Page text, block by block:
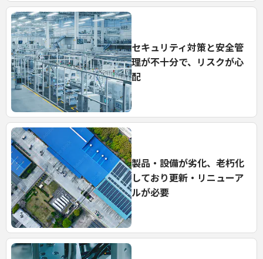
セキュリティ対策と安全管
理が不十分で、 リスクが心
配
製品・設備が劣化、老朽化
しており更新・リニューア
ルが必要